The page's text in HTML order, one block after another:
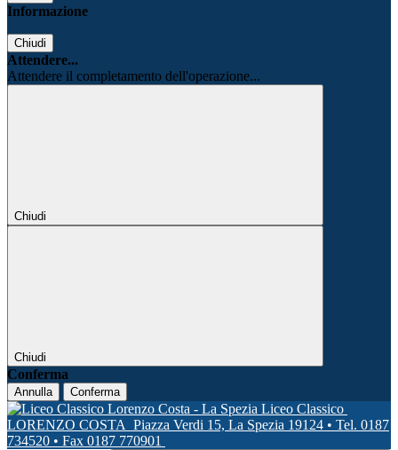
Informazione
Chiudi
Attendere...
Attendere il completamento dell'operazione...
Chiudi
Chiudi
Conferma
Annulla Conferma
Liceo Classico
LORENZO COSTA Piazza Verdi 15, La Spezia 19124 • Tel. 0187
734520 • Fax 0187 770901